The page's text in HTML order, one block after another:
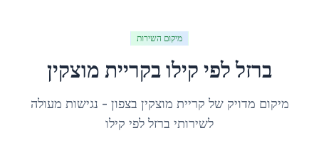
מיקום השירות
ברזל לפי קילובקריית מוצקין
מיקום מדויק של קריית מוצקין בצפון - נגישות מעולה
לשירותי ברזל לפי קילו